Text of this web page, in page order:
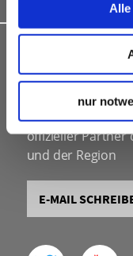
nur
Stuttgart
eine Abteilung
offizieller Partner
und der Region
E-MAIL